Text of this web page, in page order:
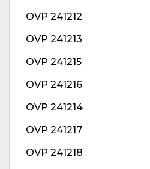
OVP 241212
OVP 241213
OVP 241215
OVP 241216
OVP 241214
OVP 241217
OVP 241218